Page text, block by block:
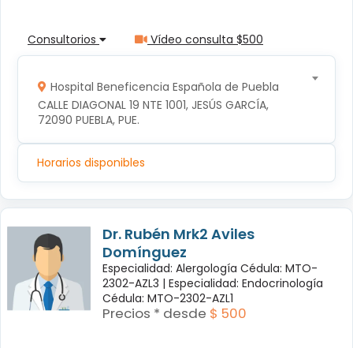
Consultorios Vídeo consulta $500
Hospital Beneficencia Española de Puebla
CALLE DIAGONAL 19 NTE 1001, JESÚS GARCÍA,
72090 PUEBLA, PUE.
Horarios disponibles
Dr. Rubén Mrk2 Aviles
Domínguez
Especialidad: Alergología Cédula: MTO-
2302-AZL3 | Especialidad: Endocrinología
Cédula: MTO-2302-AZL1
Precios * desde $ 500